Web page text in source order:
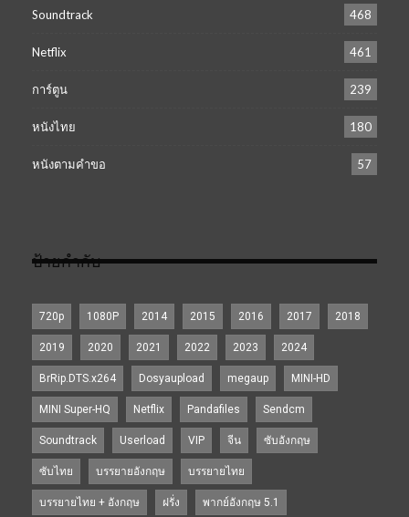
Soundtrack 468
Netflix 461
การ์ตูน 239
หนังไทย 180
หนังตามคำขอ 57
ป้ายกำกับ
720p 1080P 2014 2015 2016 2017 2018
2019 2020 2021 2022 2023 2024
BrRip.DTS.x264 Dosyaupload megaup MINI-HD
MINI Super-HQ Netflix Pandafiles Sendcm
Soundtrack Userload VIP จีน ซับอังกฤษ
ซับไทย บรรยายอังกฤษ บรรยายไทย
บรรยายไทย + อังกฤษ ฝรั่ง พากย์อังกฤษ 5.1